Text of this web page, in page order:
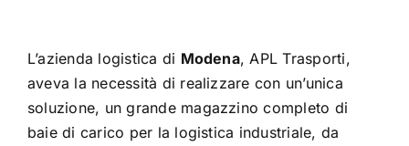
L’azienda logistica di Modena, APL Trasporti,
aveva la necessità di realizzare con un’unica
soluzione, un grande magazzino completo di
baie di carico per la logistica industriale, da